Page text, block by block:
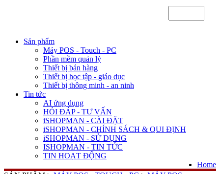
Sản phẩm
Máy POS - Touch - PC
Phần mềm quản lý
Thiết bị bán hàng
Thiết bị học tập - giáo dục
Thiết bị thông minh - an ninh
Tin tức
AI ứng dụng
HỎI ĐÁP - TƯ VẤN
iSHOPMAN - CÀI ĐẶT
iSHOPMAN - CHÍNH SÁCH & QUI ĐỊNH
iSHOPMAN - SỬ DỤNG
ISHOPMAN - TIN TỨC
TIN HOẠT ĐỘNG
Home